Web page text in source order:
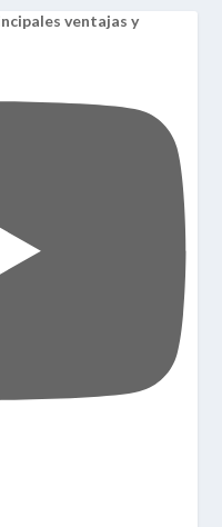
ventajas y